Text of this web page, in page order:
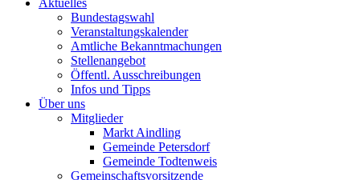
Aktuelles
Bundestagswahl
Veranstaltungskalender
Amtliche Bekanntmachungen
Stellenangebot
Öffentl. Ausschreibungen
Infos und Tipps
Über uns
Mitglieder
Markt Aindling
Gemeinde Petersdorf
Gemeinde Todtenweis
Gemeinschaftsvorsitzende